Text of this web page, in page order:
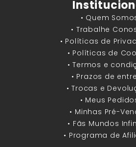
• Quem
• Trabalhe
• Políticas de
• Políticas de
• Termos e
• Prazos de
• Trocas e
• Meus
• Minhas Pré-
• Fãs Mundos
• Programa de